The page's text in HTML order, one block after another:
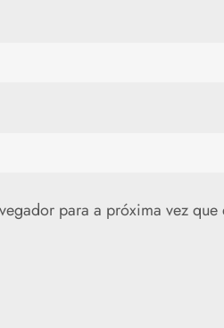
para a próxima vez que